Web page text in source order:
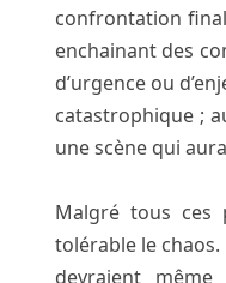
confrontation
enchainant des
d’urgence ou
catastrophique ;
une scène qui
Malgré tous ces
tolérable le chaos.
devraient